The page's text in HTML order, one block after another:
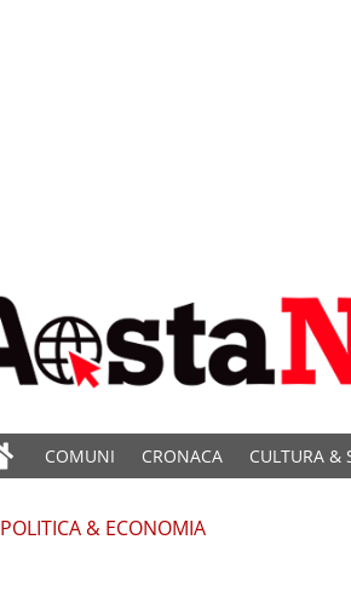
COMUNI CRONACA CULTURA &
POLITICA & ECONOMIA